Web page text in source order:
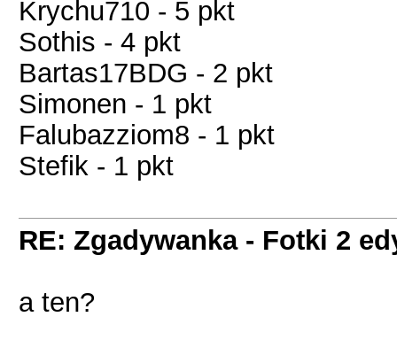
Krychu710 - 5 pkt
Sothis - 4 pkt
Bartas17BDG - 2 pkt
Simonen - 1 pkt
Falubazziom8 - 1 pkt
Stefik - 1 pkt
RE: Zgadywanka - Fotki 2
a ten?